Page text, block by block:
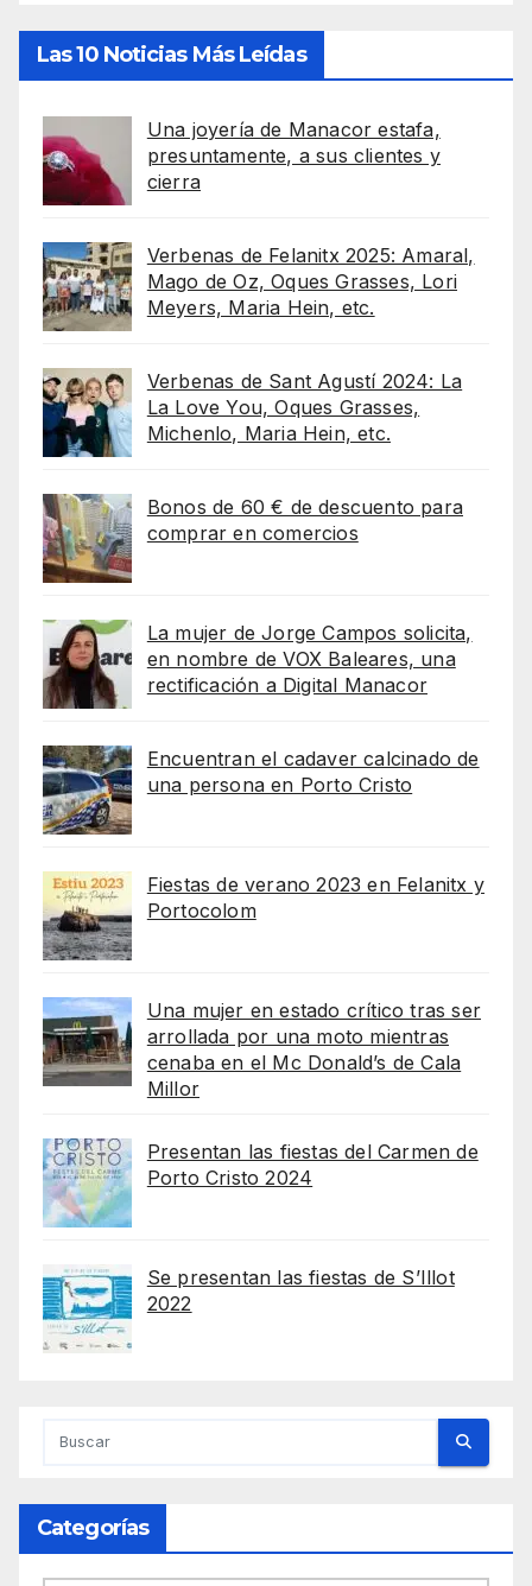
Las 10 Noticias Más Leídas
Una joyería de Manacor estafa,
presuntamente, a sus clientes y
cierra
Verbenas de Felanitx 2025: Amaral,
Mago de Oz, Oques Grasses, Lori
Meyers, Maria Hein, etc.
Verbenas de Sant Agustí 2024: La
La Love You, Oques Grasses,
Michenlo, Maria Hein, etc.
Bonos de 60 € de descuento para
comprar en comercios
La mujer de Jorge Campos solicita,
en nombre de VOX Baleares, una
rectificación a Digital Manacor
Encuentran el cadaver calcinado de
una persona en Porto Cristo
Fiestas de verano 2023 en Felanitx y
Portocolom
Una mujer en estado crítico tras ser
arrollada por una moto mientras
cenaba en el Mc Donald’s de Cala
Millor
Presentan las fiestas del Carmen de
Porto Cristo 2024
Se presentan las fiestas de S’Illot
2022
Categorías